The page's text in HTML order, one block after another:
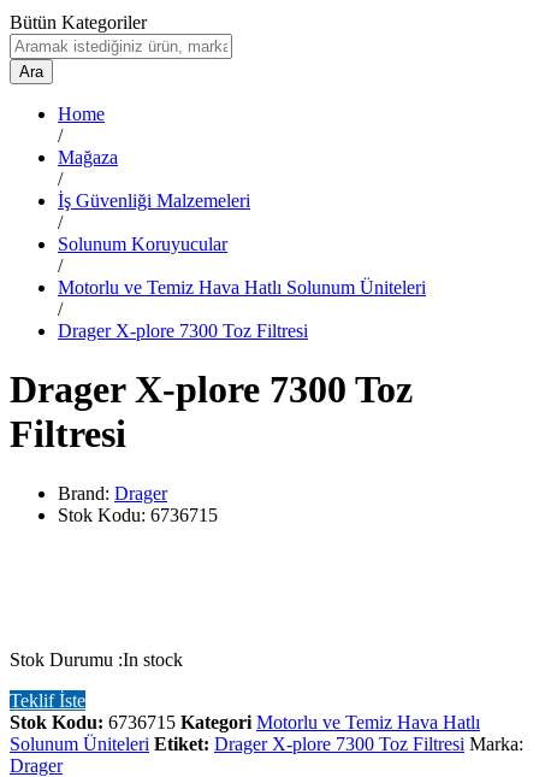
Bütün Kategoriler
Ara
Home
/
Mağaza
/
İş Güvenliği Malzemeleri
/
Solunum Koruyucular
/
Motorlu ve Temiz Hava Hatlı Solunum Üniteleri
/
Drager X-plore 7300 Toz Filtresi
Drager X-plore 7300 Toz
Filtresi
Brand: Drager
Stok Kodu: 6736715
Stok Durumu :In stock
Teklif İste
Stok Kodu: 6736715 Kategori Motorlu ve Temiz Hava Hatlı
Solunum Üniteleri Etiket: Drager X-plore 7300 Toz Filtresi Marka:
Drager